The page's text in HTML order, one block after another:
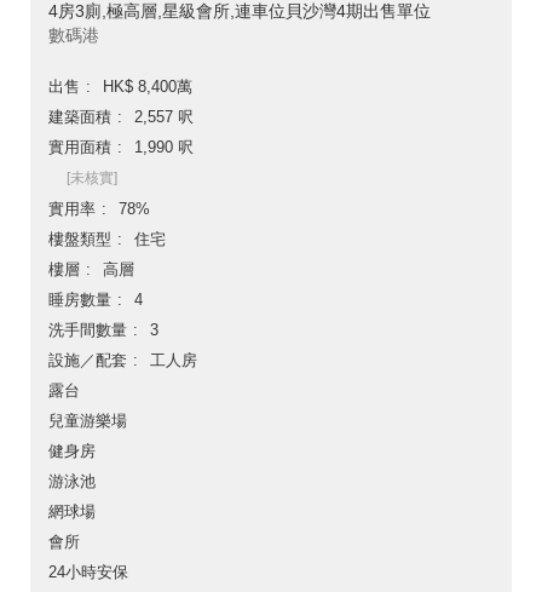
4房3廁,極高層,星級會所,連車位貝沙灣4期出售單位
數碼港
出售
HK$ 8,400萬
建築面積
2,557 呎
實用面積
1,990 呎
[未核實]
實用率
78%
樓盤類型
住宅
樓層
高層
睡房數量
4
洗手間數量
3
設施／配套
工人房
露台
兒童游樂場
健身房
游泳池
網球場
會所
24小時安保